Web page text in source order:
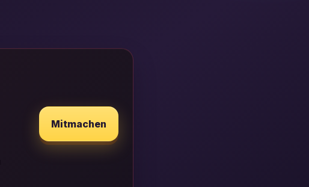
Mitmachen